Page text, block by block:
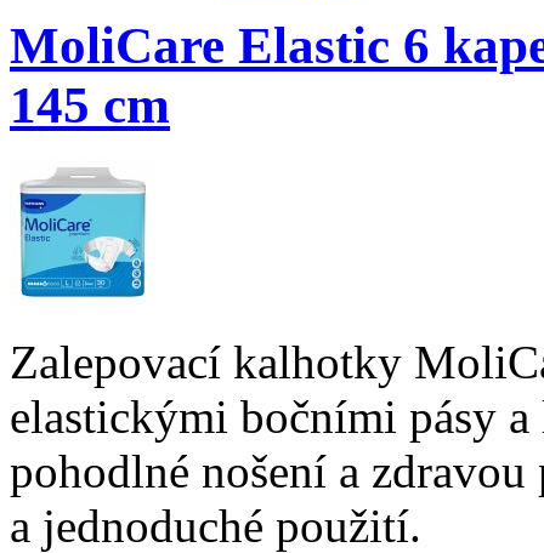
MoliCare Elastic 6
145 cm
Zalepovací kalhotky
elastickými bočními pásy
pohodlné nošení a
a jednoduché použití.